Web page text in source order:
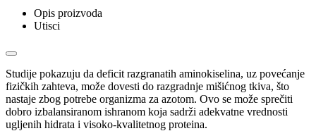
Opis proizvoda
Utisci
Studije pokazuju da deficit razgranatih aminokiselina, uz povećanje
fizičkih zahteva, može dovesti do razgradnje mišićnog tkiva, što
nastaje zbog potrebe organizma za azotom. Ovo se može sprečiti
dobro izbalansiranom ishranom koja sadrži adekvatne vrednosti
ugljenih hidrata i visoko-kvalitetnog proteina.